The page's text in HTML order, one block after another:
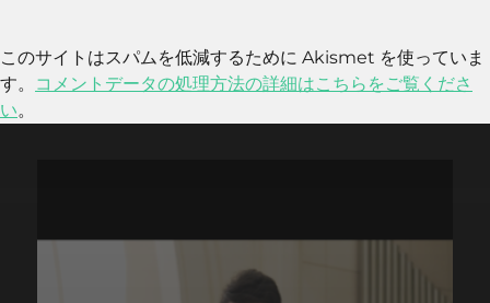
このサイトはスパムを低減するために Akismet を使っていま
す。
コメントデータの処理方法の詳細はこちらをご覧くださ
い。